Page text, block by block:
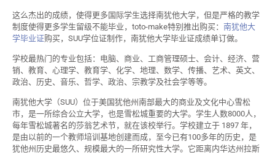
这么杰出的成绩，使得更多国际学生选择南犹他大学，但是严格的教学
制度使得更多学生留级不能毕业，toto-make特别推出购买： 南犹他大
学毕业证购买，SUU学位证制作，南犹他大学毕业证成绩单订做。
学校最热门的专业包括：电脑、商业、工商管理硕士、会计、经济、营
销、教育、心理学、教育学、化学、地理、数学、传播、艺术、英文、
政治、历史、音乐、哲学、政治、宗教学及社会学等等。
南犹他大学（SUU）位于美国犹他州南部最大的商业及文化中心雪松
市，是一所综合公立大学，也是雪松城重要的大学。学生人数8000人，
每年雪松城著名的莎翁艺术节，就在该校举行。学校建立于 1897 年，
是由以前的一个教师培训基地创建而成，至今已有100多年的历史，是
犹他州历史最悠久、规模最大的一所研究性大学。它距离内华达州拉斯